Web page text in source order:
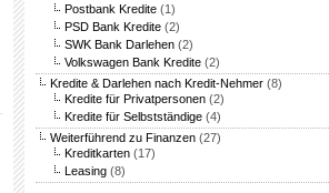
Postbank Kredite (1)
PSD Bank Kredite (2)
SWK Bank Darlehen (2)
Volkswagen Bank Kredite (2)
Kredite & Darlehen nach Kredit-Nehmer (8)
Kredite für Privatpersonen (2)
Kredite für Selbstständige (4)
Weiterführend zu Finanzen (27)
Kreditkarten (17)
Leasing (8)